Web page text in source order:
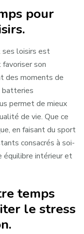
pour
ses loisirs est
son
des moments de
batteries
permet de mieux
de vie. Que ce
en faisant du sport
consacrés à soi-
équilibre intérieur et
temps
le stress